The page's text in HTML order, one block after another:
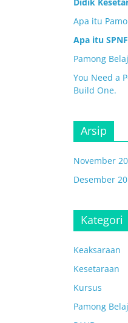
Apa itu
Apa itu
Pamong
You Need a
Build One.
Arsip
November
Desember
Kategori
Keaksaraan
Kesetaraan
Kursus
Pamong